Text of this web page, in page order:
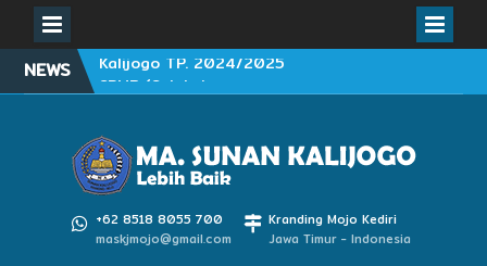
SkipNEWS
SPMB (Seleksi
Penerimaan Murid Baru)
2026/2027
WISUDA PURNAWIYATA
YASASAN AL HISYAMY
Informasi Pendaftaran
Peserta Didik Baru
+62 8518 8055 700
maskjmojo@gmail.com
Kranding Mojo Kediri
Jawa Timur - Indonesia